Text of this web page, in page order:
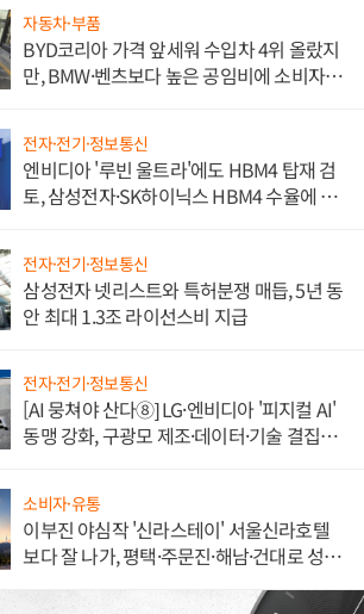
자동차·부품
BYD코리아 가격 앞세워 수입차 4위 올랐지
만, BMW·벤츠보다 높은 공임비에 소비자
전자·전기·정보통신
엔비디아 '루빈 울트라'에도 HBM4 탑재 검
토, 삼성전자·SK하이닉스 HBM4 수율에 주
전자·전기·정보통신
삼성전자 넷리스트와 특허분쟁 매듭, 5년 동
안 최대 1.3조 라이선스비 지급
전자·전기·정보통신
[AI 뭉쳐야 산다⑧] LG·엔비디아 '피지컬 AI'
동맹 강화, 구광모 제조·데이터·기술 결집
소비자·유통
이부진 야심작 '신라스테이' 서울신라호텔
보다 잘 나가, 평택·주문진·해남·건대로 성